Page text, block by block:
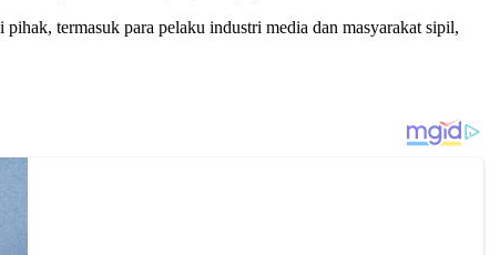
termasuk para pelaku industri media dan masyarakat sipil,